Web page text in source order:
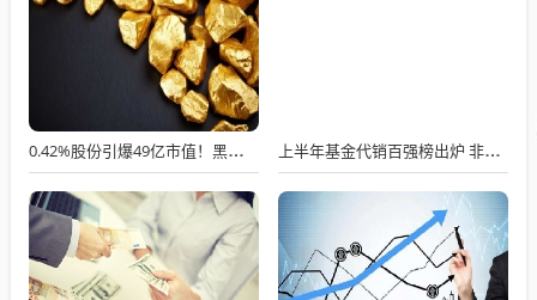
0.42%股份引爆49亿市值！黑芝麻控制权交接暗战，广旅大健康临门一脚 上半年基金代销百强榜出炉 非货币基金保有规模首破10万亿